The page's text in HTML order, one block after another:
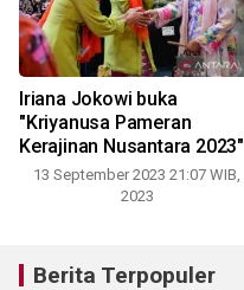
Iriana Jokowi buka
"Kriyanusa Pameran
Kerajinan Nusantara 2023"
13 September 2023 21:07 WIB,
2023
Berita Terpopuler